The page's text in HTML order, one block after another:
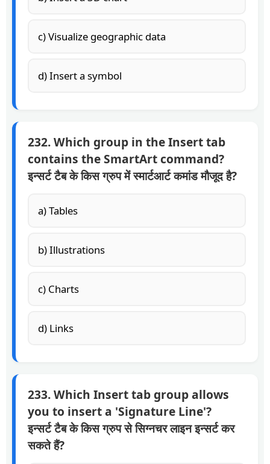
c) Visualize geographic data
d) Insert a symbol
232. Which group in the Insert tab
contains the SmartArt command?
इन्सर्ट टैब के किस ग्रुप में स्मार्टआर्ट कमांड मौजूद है?
a) Tables
b) Illustrations
c) Charts
d) Links
233. Which Insert tab group allows
you to insert a 'Signature Line'?
इन्सर्ट टैब के किस ग्रुप से सिग्नचर लाइन इन्सर्ट कर
सकते हैं?